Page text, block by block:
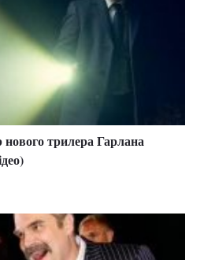
трилера Гарлана